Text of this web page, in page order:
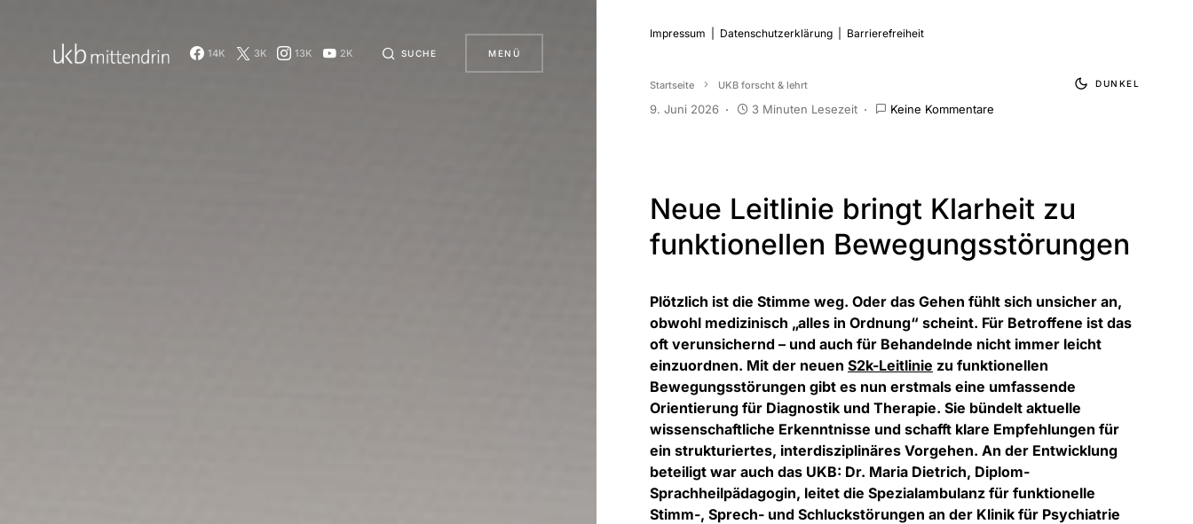
14K 3K 13K 2K SUCHE MENÜ
Impressum Datenschutzerklärung Barrierefreiheit
Startseite UKB forscht & lehrt
9. Juni 2026 3 Minuten Lesezeit Keine Kommentare
DUNKEL
Neue Leitlinie bringt Klarheit zu
funktionellen Bewegungsstörungen
Plötzlich ist die Stimme weg. Oder das Gehen fühlt sich unsicher an,
obwohl medizinisch „alles in Ordnung“ scheint. Für Betroffene ist das
oft verunsichernd – und auch für Behandelnde nicht immer leicht
einzuordnen. Mit der neuen S2k-Leitlinie zu funktionellen
Bewegungsstörungen gibt es nun erstmals eine umfassende
Orientierung für Diagnostik und Therapie. Sie bündelt aktuelle
wissenschaftliche Erkenntnisse und schafft klare Empfehlungen für
ein strukturiertes, interdisziplinäres Vorgehen. An der Entwicklung
beteiligt war auch das UKB: Dr. Maria Dietrich, Diplom-
Sprachheilpädagogin, leitet die Spezialambulanz für funktionelle
Stimm-, Sprech- und Schluckstörungen an der Klinik für Psychiatrie